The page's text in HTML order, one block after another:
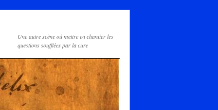
Une autre scène où mettre en chantier les
questions soufflées par la cure